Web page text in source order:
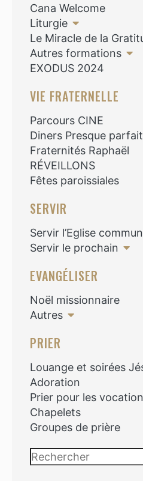
Cana Welcome
Liturgie
Le Miracle de la
Autres formations
EXODUS 2024
VIE FRATERNELLE
Parcours CINE
Diners Presque
Fraternités Raphaël
RÉVEILLONS
Fêtes paroissiales
SERVIR
Servir l’Eglise
Servir le prochain
EVANGÉLISER
Noël missionnaire
Autres
PRIER
Louange et soirées
Adoration
Prier pour les
Chapelets
Groupes de prière